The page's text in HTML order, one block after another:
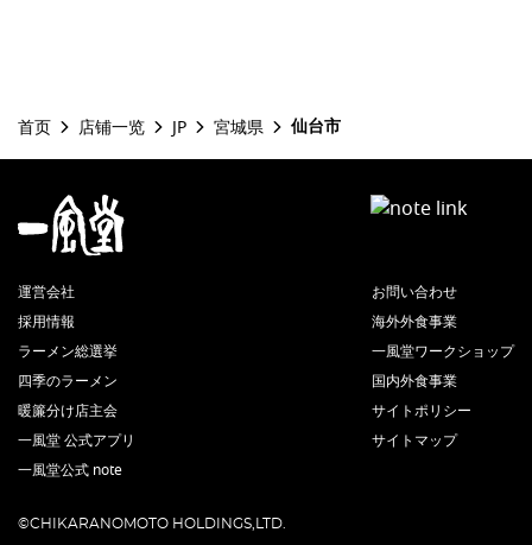
首页 店铺一览 JP 宮城県 仙台市
運営会社
採用情報
ラーメン総選挙
四季のラーメン
暖簾分け店主会
一風堂 公式アプリ
一風堂公式 note
お問い合わせ
海外外食事業
一風堂ワークショップ
国内外食事業
サイトポリシー
サイトマップ
©CHIKARANOMOTO HOLDINGS,LTD.